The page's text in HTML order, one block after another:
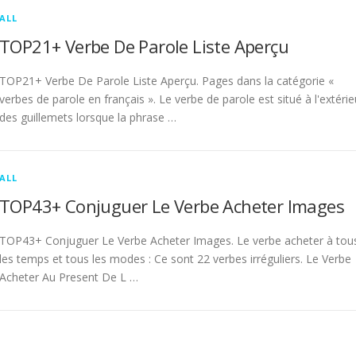
ALL
TOP21+ Verbe De Parole Liste Aperçu
TOP21+ Verbe De Parole Liste Aperçu. Pages dans la catégorie «
verbes de parole en français ». Le verbe de parole est situé à
des guillemets lorsque la phrase …
ALL
TOP43+ Conjuguer Le Verbe Acheter Images
TOP43+ Conjuguer Le Verbe Acheter Images. Le verbe acheter à
les temps et tous les modes : Ce sont 22 verbes irréguliers. Le Verbe
Acheter Au Present De L …